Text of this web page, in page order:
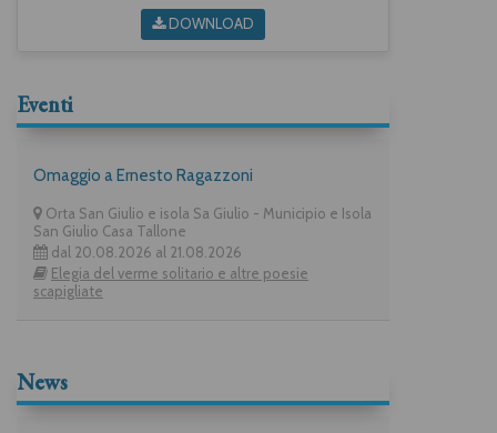
DOWNLOAD
Eventi
Omaggio a Ernesto Ragazzoni
Orta San Giulio e isola Sa Giulio - Municipio e Isola
San Giulio Casa Tallone
dal 20.08.2026 al 21.08.2026
Elegia del verme solitario e altre poesie
scapigliate
News